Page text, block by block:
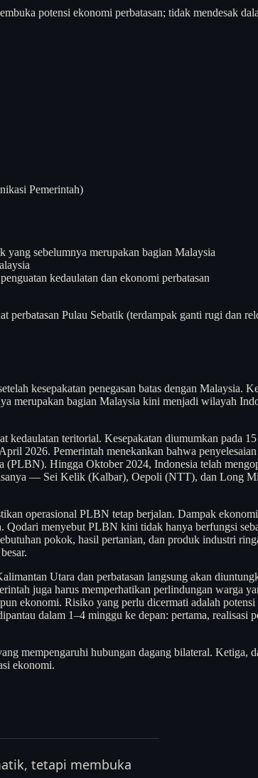
potensi ekonomi perbatasan; tidak mendesak
Pemerintah)
yang sebelumnya merupakan bagian Malaysia
kedaulatan dan ekonomi perbatasan
perbatasan Pulau Sebatik (terdampak ganti rugi dan
kesepakatan penegasan batas dengan
merupakan bagian Malaysia kini menjadi wilayah
teritorial. Kesepakatan diumumkan pada
2026. Pemerintah menekankan bahwa
(PLBN). Hingga Oktober 2024, Indonesia telah
— Sei Kelik (Kalbar), Oepoli (NTT), dan Long
operasional PLBN tetap berjalan. Dampak
. Qodari menyebut PLBN kini tidak hanya berfungsi
pokok, hasil pertanian, dan produk industri
Utara dan perbatasan langsung akan
juga harus memperhatikan perlindungan warga
ekonomi. Risiko yang perlu dicermati adalah
dalam 1–4 minggu ke depan: pertama,
mempengaruhi hubungan dagang bilateral.
ekonomi.
tetapi membuka